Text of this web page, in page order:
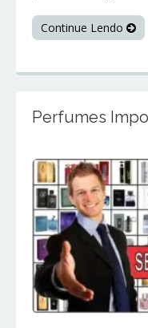
Continue Lendo
Perfumes